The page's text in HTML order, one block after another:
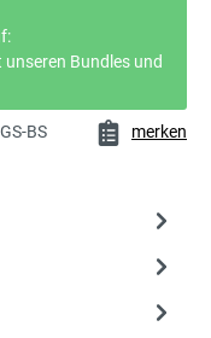
Bundles und
BS merken